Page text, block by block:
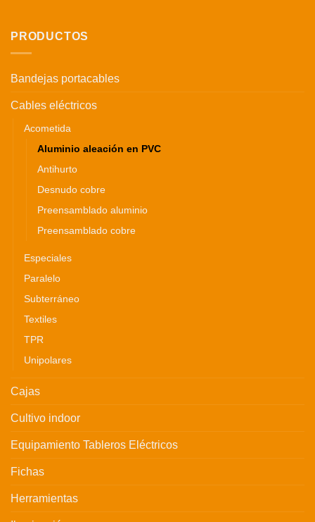
PRODUCTOS
Bandejas portacables
Cables eléctricos
Acometida
Aluminio aleación en PVC
Antihurto
Desnudo cobre
Preensamblado aluminio
Preensamblado cobre
Especiales
Paralelo
Subterráneo
Textiles
TPR
Unipolares
Cajas
Cultivo indoor
Equipamiento Tableros Eléctricos
Fichas
Herramientas